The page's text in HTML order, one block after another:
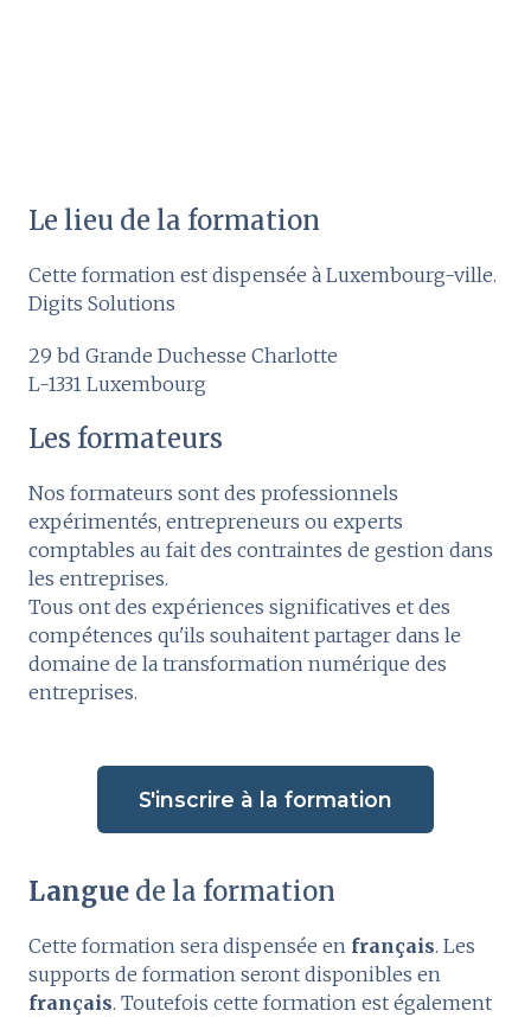
Le lieu de la formation
Cette formation est dispensée à Luxembourg-ville.
Digits Solutions
29 bd Grande Duchesse Charlotte
L-1331 Luxembourg
Les formateurs
Nos formateurs sont des professionnels
expérimentés, entrepreneurs ou experts
comptables au fait des contraintes de gestion dans
les entreprises.
Tous ont des expériences significatives et des
compétences qu'ils souhaitent partager dans le
domaine de la transformation numérique des
entreprises.
S'inscrire à la formation
Langue de la formation
Cette formation sera dispensée en français. Les
supports de formation seront disponibles en
français. Toutefois cette formation est également